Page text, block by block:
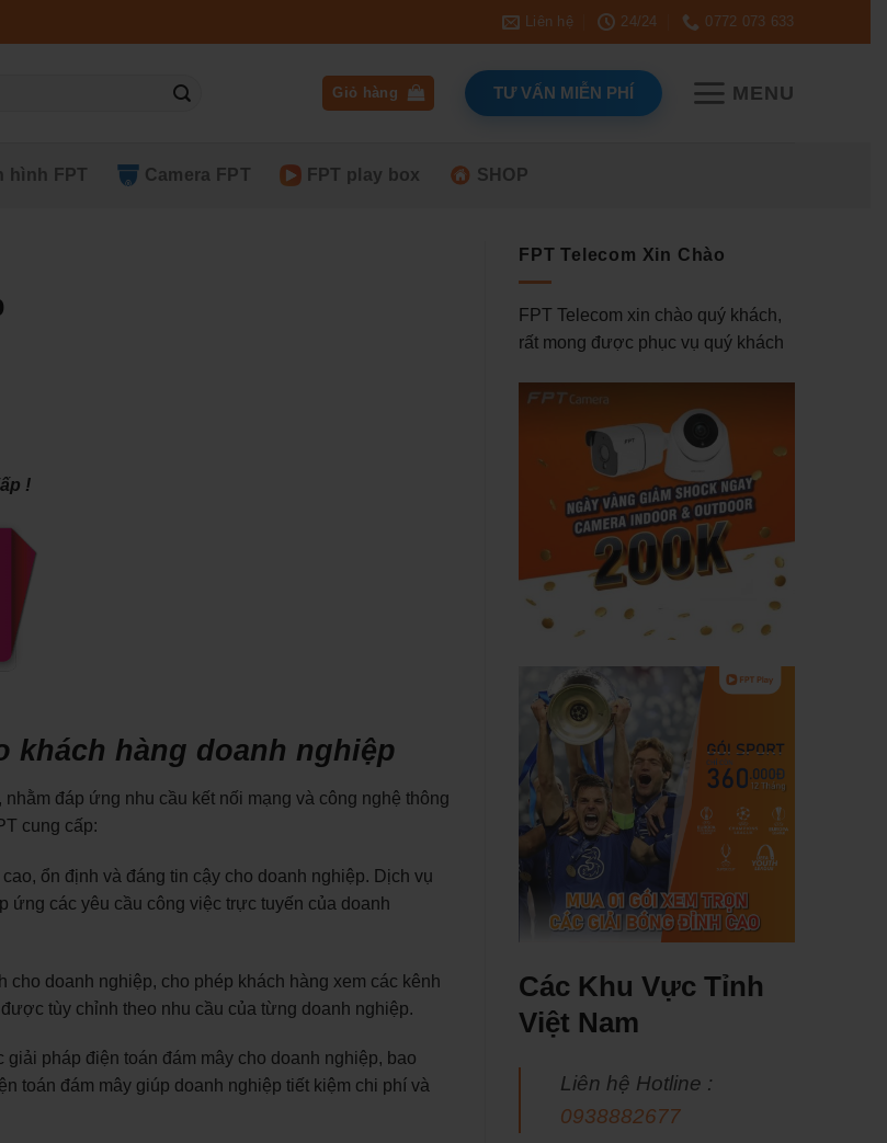
Liên hệ 24/24 0772 073 633
Giỏ hàng TƯ VẤN MIỄN PHÍ MENU
hình FPT Camera FPT FPT play box SHOP
!
khách hàng doanh nghiệp
đáp ứng nhu cầu kết nối mạng và công nghệ thông
cung cấp:
ổn định và đáng tin cậy cho doanh nghiệp. Dịch vụ
ứng các yêu cầu công việc trực tuyến của doanh
doanh nghiệp, cho phép khách hàng xem các kênh
tùy chỉnh theo nhu cầu của từng doanh nghiệp.
pháp điện toán đám mây cho doanh nghiệp, bao
toán đám mây giúp doanh nghiệp tiết kiệm chi phí và
FPT Telecom Xin Chào
FPT Telecom xin chào quý khách,
rất mong được phục vụ quý khách
Các Khu Vực Tỉnh
Việt Nam
Liên hệ Hotline :
0938882677